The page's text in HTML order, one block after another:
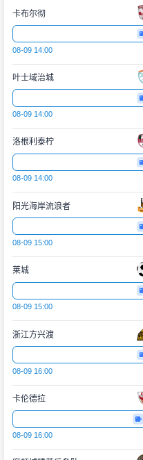
卡布尔彻
08-09 14:00
叶士域治城
08-09 14:00
洛根利泰柠
08-09 14:00
阳光海岸流浪者
08-09 15:00
莱城
08-09 15:00
浙江方兴渡
08-09 16:00
卡伦德拉
08-09 16:00